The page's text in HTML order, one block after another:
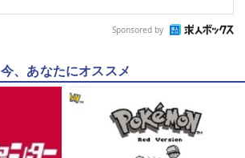
Sponsored by
今、あなたにオススメ